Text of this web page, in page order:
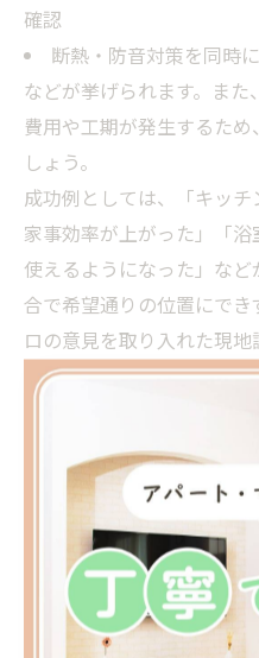
確認
断熱・防音対策を同時
などが挙げられます。ま
費用や工期が発生するた
しょう。
成功例としては、「キッ
家事効率が上がった」「
使えるようになった」な
合で希望通りの位置にで
ロの意見を取り入れた現地
戸建てやマンション
戸建てとマンションでは
度や注意点が異なります
位置を考慮しつつ、比較
る一方、耐震性や断熱性
「リフォーム 2階 間取り
ごとのコストや注意点も